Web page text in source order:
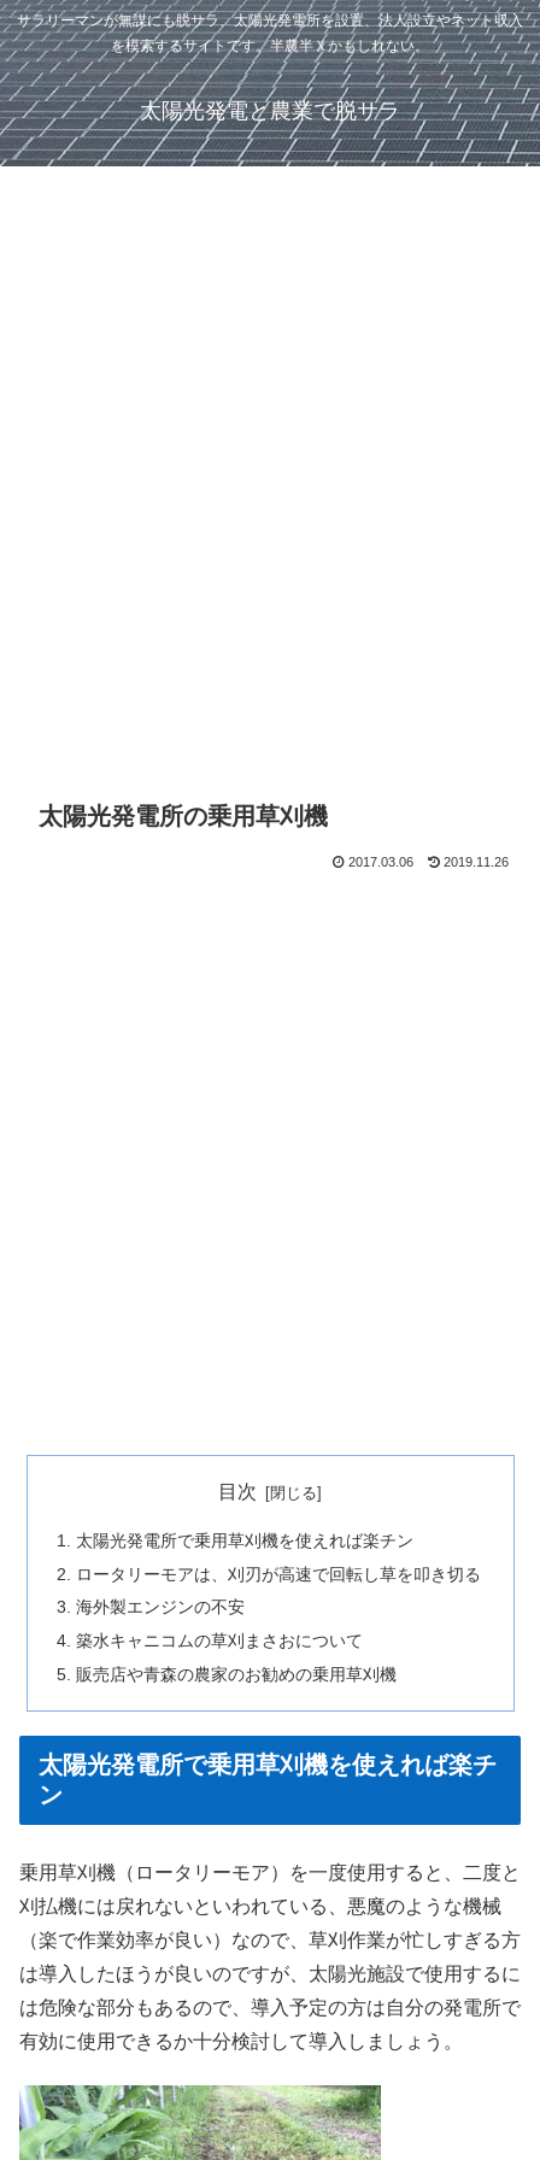
サラリーマンが無謀にも脱サラ、太陽光発電所を設置、法人設立やネット収入
を模索するサイトです。半農半Ｘかもしれない。
太陽光発電と農業で脱サラ
太陽光発電所の乗用草刈機
2017.03.06 2019.11.26
目次
太陽光発電所で乗用草刈機を使えれば楽チン
ロータリーモアは、刈刃が高速で回転し草を叩き切る
海外製エンジンの不安
築水キャニコムの草刈まさおについて
販売店や青森の農家のお勧めの乗用草刈機
太陽光発電所で乗用草刈機を使えれば楽チ
ン
乗用草刈機（ロータリーモア）を一度使用すると、二度と
刈払機には戻れないといわれている、悪魔のような機械
（楽で作業効率が良い）なので、草刈作業が忙しすぎる方
は導入したほうが良いのですが、太陽光施設で使用するに
は危険な部分もあるので、導入予定の方は自分の発電所で
有効に使用できるか十分検討して導入しましょう。